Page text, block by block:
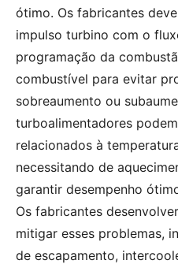
ótimo. Os fabricantes
impulso turbino com o
programação da
combustível para evitar
sobreaumento ou
turboalimentadores
relacionados à
necessitando de
garantir desempenho
Os fabricantes
mitigar esses problemas,
de escapamento,